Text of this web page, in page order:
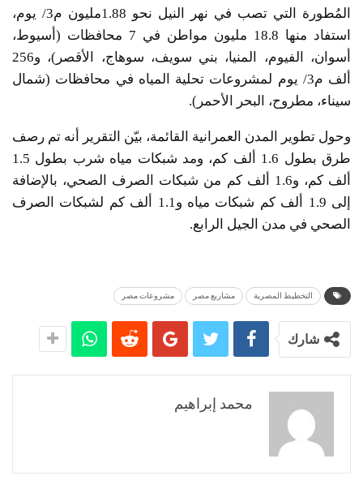
المُطورة التي تصب في نهر النيل نحو 1.88مليون م3/ يوم،
استفاد منها 18.8 مليون مواطن في 7 محافظات (أسيوط،
أسوان، الفيوم، المنيا، بني سويف، سوهاج، الأقصر)، و256
ألف م3/ يوم لمشروعات تحلية المياه في محافظات (شمال
سيناء، مطروح، البحر الأحمر).
وحول تطوير المدن العمرانية القائمة، بيّن التقرير أنه تم رصف
طرق بطول 1.6 ألف كم، ومد شبكات مياه شرب بطول 1.5
ألف كم، و1.6 ألف كم من شبكات الصرف الصحي، بالإضافة
إلى 1.9 ألف كم شبكات مياه و1.1 ألف كم لشبكات الصرف
الصحي في مدن الجيل الرابع.
التخطيط المصرية مشاريع مصر مشروعات مصر
شارك
محمد إبراهيم